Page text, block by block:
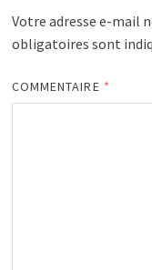
Votre adresse e-mail
obligatoires sont
COMMENTAIRE *